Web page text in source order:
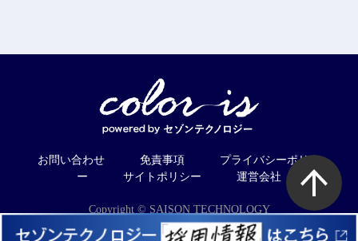
お問い合わせ 免責事項
プライバシーポリシ
ー
サイトポリシー 運営会社
Copyright © SAISON TECHNOLOGY
CO.,LTD. All Rights Reserved.